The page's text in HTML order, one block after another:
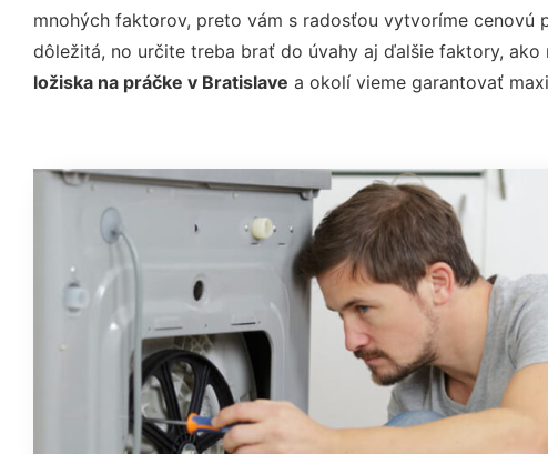
mnohých faktorov, preto vám s radosťou vytvoríme cenovú
dôležitá, no určite treba brať do úvahy aj ďalšie faktory,
ložiska na práčke v Bratislave a okolí vieme garantovať